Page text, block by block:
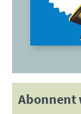
Abonnent